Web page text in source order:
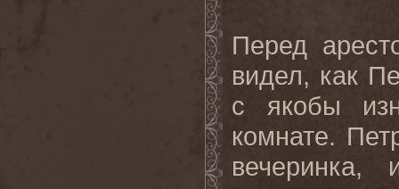
Перед
видел, как
с якобы
комнате.